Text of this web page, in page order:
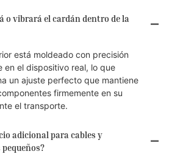
o vibrará el cardán dentro de la
está moldeado con precisión
en el dispositivo real, lo que
un ajuste perfecto que mantiene
firmemente en su
el transporte.
adicional para cables y